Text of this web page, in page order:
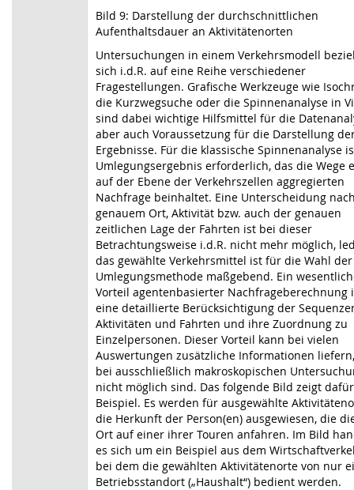
Bild 9: Darstellung der durchschnittlichen
Aufenthaltsdauer an Aktivitätenorten
Untersuchungen in einem Verkehrsmodell
sich i.d.R. auf eine Reihe verschiedener
Fragestellungen. Grafische Werkzeuge wie
die Kurzwegsuche oder die Spinnenanalyse in
sind dabei wichtige Hilfsmittel für die
aber auch Voraussetzung für die Darstellung
Ergebnisse. Für die klassische Spinnenanalyse
Umlegungsergebnis erforderlich, das die Wege
auf der Ebene der Verkehrszellen aggregierten
Nachfrage beinhaltet. Eine Unterscheidung
genauem Ort, Aktivität bzw. auch der genauen
zeitlichen Lage der Fahrten ist bei dieser
Betrachtungsweise i.d.R. nicht mehr möglich,
das gewählte Verkehrsmittel ist für die Wahl der
Umlegungsmethode maßgebend. Ein
Vorteil agentenbasierter Nachfrageberechnung
eine detaillierte Berücksichtigung der
Aktivitäten und Fahrten und ihre Zuordnung zu
Einzelpersonen. Dieser Vorteil kann bei vielen
Auswertungen zusätzliche Informationen
bei ausschließlich makroskopischen
nicht möglich sind. Das folgende Bild zeigt
Beispiel. Es werden für ausgewählte
die Herkunft der Person(en) ausgewiesen, die
Ort auf einer ihrer Touren anfahren. Im Bild
es sich um ein Beispiel aus dem
bei dem die gewählten Aktivitätenorte von nur
Betriebsstandort („Haushalt“) bedient werden.